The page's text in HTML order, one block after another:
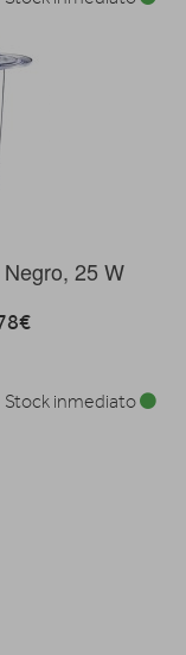
25 W
Stock inmediato